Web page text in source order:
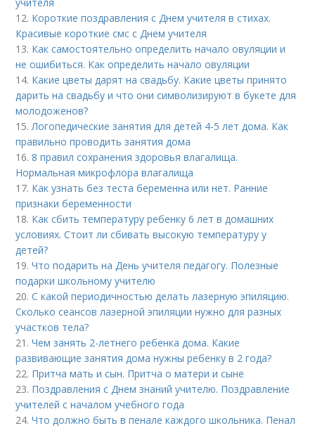
12. Короткие поздравления с Днем учителя в стихах.
Красивые короткие смс с Днем учителя
13. Как самостоятельно определить начало овуляции и
не ошибиться. Как определить начало овуляции
14. Какие цветы дарят на свадьбу. Какие цветы принято
дарить на свадьбу и что они символизируют в букете для
молодоженов?
15.Логопедические занятия для детей 4-5 лет дома. Как
правильно проводить занятия дома
16.8 правил сохранения здоровья влагалища.
Нормальная микрофлора влагалища
17. Как узнать без теста беременна или нет. Ранние
признаки беременности
18. Как сбить температуру ребенку 6 лет в домашних
условиях. Стоит ли сбивать высокую температуру у
детей?
19.Что подарить на День учителя педагогу. Полезные
подарки школьному учителю
20.С какой периодичностью делать лазерную эпиляцию.
Сколько сеансов лазерной эпиляции нужно для разных
участков тела?
21.Чем занять 2-летнего ребенка дома. Какие
развивающие занятия дома нужны ребенку в 2 года?
22. Притча мать и сын. Притча о матери и сыне
23. Поздравления с Днем знаний учителю. Поздравление
учителей с началом учебного года
24.Что должно быть в пенале каждого школьника. Пенал